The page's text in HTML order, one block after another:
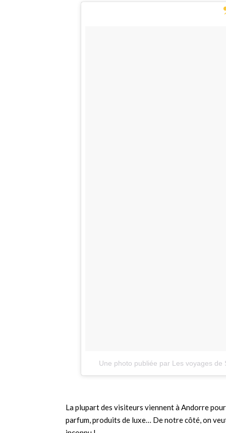
Une photo publiée par Les voyages de
La plupart des visiteurs viennent à Andorre
parfum, produits de luxe… De notre côté, on